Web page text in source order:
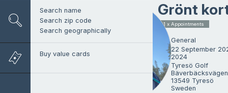
Grönt
1 x Appointments
General
22 September
2024
Tyresö Golf
Bäverbäcksvägen
13549 Tyresö
Sweden
Search name
Search zip code
Search geographically
Buy value cards